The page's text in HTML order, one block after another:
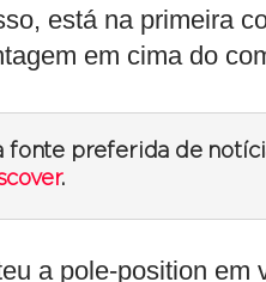
está na primeira
em cima do
fonte preferida de
.
a pole-position em